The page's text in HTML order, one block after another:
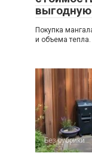
Покупка
и объема
Без рубрики